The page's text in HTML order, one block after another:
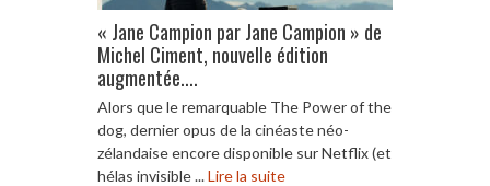
« Jane Campion par Jane Campion » de
Michel Ciment, nouvelle édition
augmentée....
Alors que le remarquable The Power of the
dog, dernier opus de la cinéaste néo-
zélandaise encore disponible sur Netflix (et
hélas invisible ...Lire la suite